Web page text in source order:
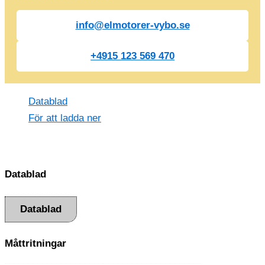
info@elmotorer-vybo.se
+4915 123 569 470
Datablad
För att ladda ner
Datablad
Datablad
Måttritningar